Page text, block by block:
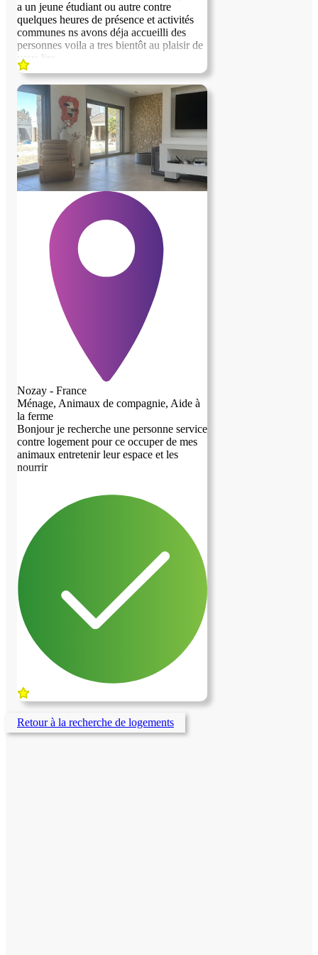
qu'il est allergique aux chats.
a un jeune étudiant ou autre contre
quelques heures de présence et activités
communes ns avons déja accueilli des
personnes voila a tres bientôt au plaisir de
vous lire
Nozay - France
Ménage, Animaux de compagnie, Aide à
la ferme
Bonjour je recherche une personne service
contre logement pour ce occuper de mes
animaux entretenir leur espace et les
nourrir
Retour à la recherche de logements